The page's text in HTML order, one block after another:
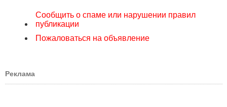
Сообщить о спаме или нарушении правил
публикации
Пожаловаться на объявление
Реклама